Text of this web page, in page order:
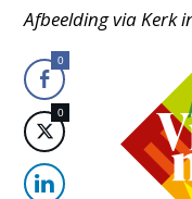
Afbeelding via Kerk
0
0